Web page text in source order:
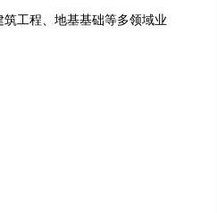
工程、地基基础等多领域业